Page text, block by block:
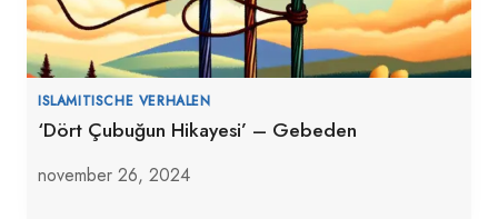
ISLAMITISCHE VERHALEN
‘Dört Çubuğun Hikayesi’ – Gebeden
november 26, 2024